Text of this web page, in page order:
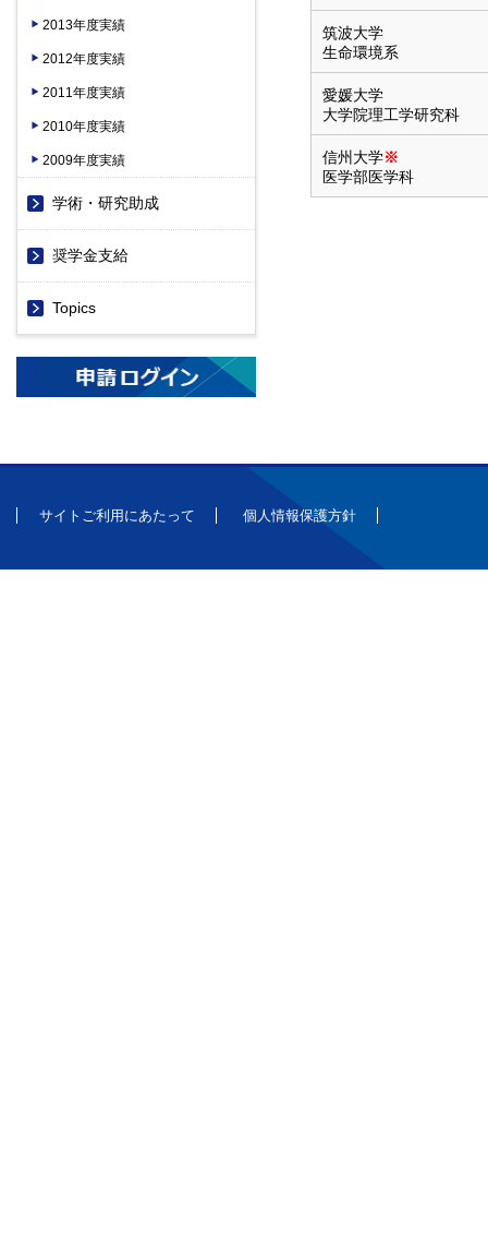
筑波大学
生命環境系
愛媛大学
大学院理工学研究科
信州大学※
医学部医学科
2013年度実績
2012年度実績
2011年度実績
2010年度実績
2009年度実績
学術・研究助成
奨学金支給
Topics
サイトご利用にあたって 個人情報保護方針